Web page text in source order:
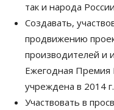
так и народа
Создавать,
продвижению
производителей и
Ежегодная
учреждена в 2014
Участвовать в